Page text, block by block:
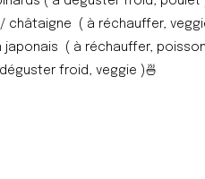
châtaigne ( à réchauffer,
japonais ( à réchauffer,
froid, veggie )🍜